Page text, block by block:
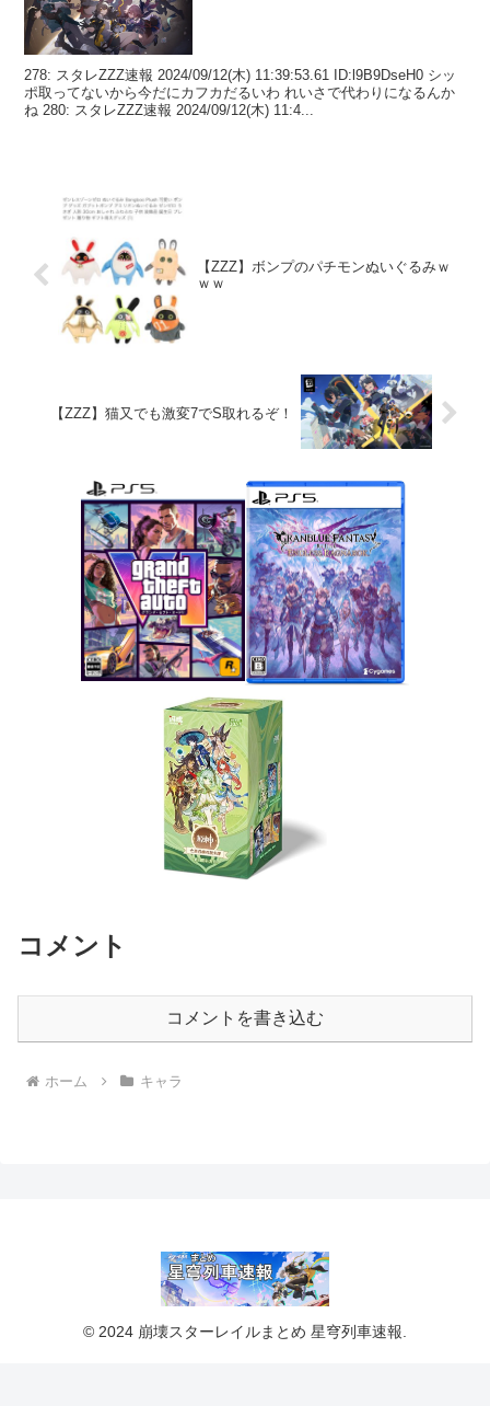
278: スタレZZZ速報 2024/09/12(木) 11:39:53.61 ID:l9B9DseH0 シッ
ポ取ってないから今だにカフカだるいわ れいさで代わりになるんか
ね 280: スタレZZZ速報 2024/09/12(木) 11:4...
【ZZZ】ボンプのパチモンぬいぐるみｗ
ｗｗ
【ZZZ】猫又でも激変7でS取れるぞ！
コメント
コメントを書き込む
ホーム キャラ
© 2024 崩壊スターレイルまとめ 星穹列車速報.